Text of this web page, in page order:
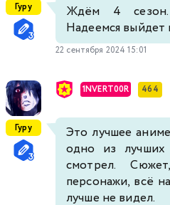
Гуру
Ждём 4
Надеемся выйдет
22 сентября 2024 15:01
Гуру
1NVERT00R 464
Это лучшее
одно из
смотрел.
персонажи, всё
лучше не видел.